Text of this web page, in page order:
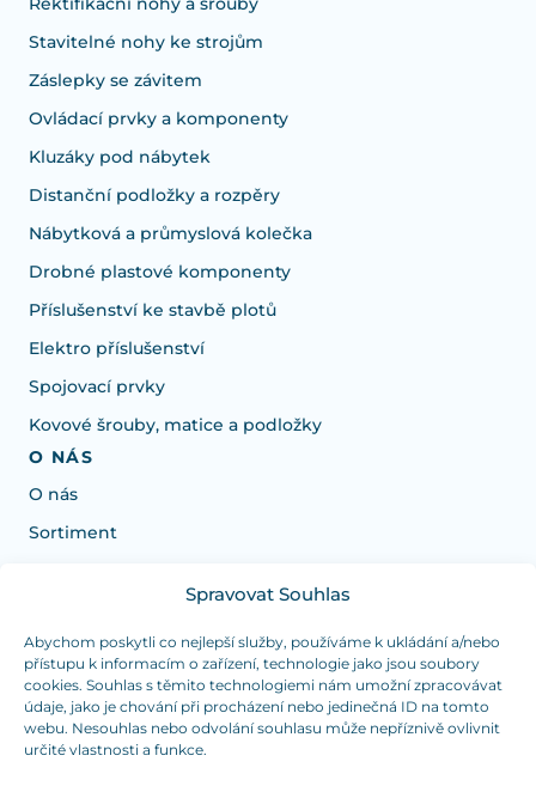
Spravovat Souhlas
Abychom poskytli co nejlepší služby, používáme k ukládání a/nebo
přístupu k informacím o zařízení, technologie jako jsou soubory
cookies. Souhlas s těmito technologiemi nám umožní zpracovávat
údaje, jako je chování při procházení nebo jedinečná ID na tomto
webu. Nesouhlas nebo odvolání souhlasu může nepříznivě ovlivnit
určité vlastnosti a funkce.
Stavitelné nohy ke strojům
Záslepky se závitem
Ovládací prvky a komponenty
Kluzáky pod nábytek
Distanční podložky a rozpěry
Nábytková a průmyslová kolečka
Drobné plastové komponenty
Příslušenství ke stavbě plotů
Elektro příslušenství
Spojovací prvky
Kovové šrouby, matice a podložky
O NÁS
O nás
Sortiment
Potřebujete poradit s výběrem?
Jsme tu pro vás Pondělí-Čtvrtek od: 7:30 - 15:30 hodin
a Pátek od 7:30 - 14:30 hodin
info@dualpraha.cz +420 725 802 767